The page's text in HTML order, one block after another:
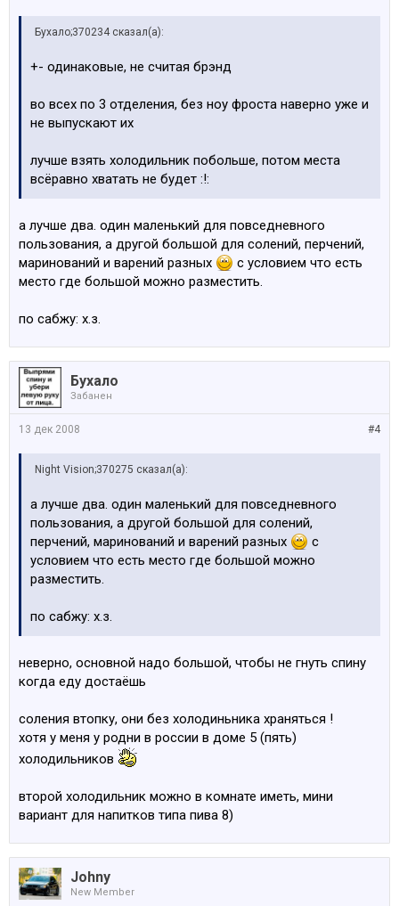
Бухало;370234 сказал(а):
+- одинаковые, не считая брэнд
во всех по 3 отделения, без ноу фроста наверно уже и
не выпускают их
лучше взять холодильник побольше, потом места
всёравно хватать не будет :!:
а лучше два. один маленький для повседневного
пользования, а другой большой для солений, перчений,
маринований и варений разных
с условием что есть
место где большой можно разместить.
по сабжу: х.з.
Бухало
Забанен
#4
13 дек 2008
Night Vision;370275 сказал(а):
а лучше два. один маленький для повседневного
пользования, а другой большой для солений,
перчений, маринований и варений разных
с
условием что есть место где большой можно
разместить.
по сабжу: х.з.
неверно, основной надо большой, чтобы не гнуть спину
когда еду достаёшь
соления втопку, они без холодиньника храняться !
хотя у меня у родни в россии в доме 5 (пять)
холодильников
второй холодильник можно в комнате иметь, мини
вариант для напитков типа пива 8)
Johny
New Member